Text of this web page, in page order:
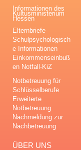
Informationen des
Kultusministerium
Hessen
Elternbriefe
Schulpsychologisch
e Informationen
Einkommenseinbuß
en Notfall-KiZ
Notbetreuung für
Schlüsselberufe
Erweiterte
Notbetreuung
Nachmeldung zur
Nachbetreuung
ÜBER UNS